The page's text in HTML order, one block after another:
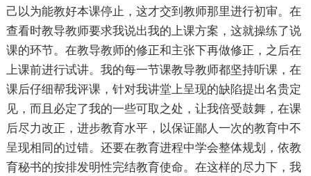
己以为能教好本课停止，这才交到教师那里进行初审。在
查看时教导教师要求我说出我的上课方案，这就操练了说
课的环节。在教导教师的修正和主张下再做修正，之后在
上课前进行试讲。我的每一节课教导教师都坚持听课，在
课后仔细帮我评课，针对我讲堂上呈现的缺陷提出名贵定
见，而且必定了我的一些可取之处，让我倍受鼓舞，在课
后尽力改正，进步教育水平，以保证鄙人一次的教育中不
呈现相同的过错。还要在教育进程中学会整体规划，依教
育秘书的按排发明性完结教育使命。在这样的尽力下，我